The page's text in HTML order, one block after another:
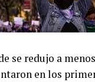
se redujo a
en los